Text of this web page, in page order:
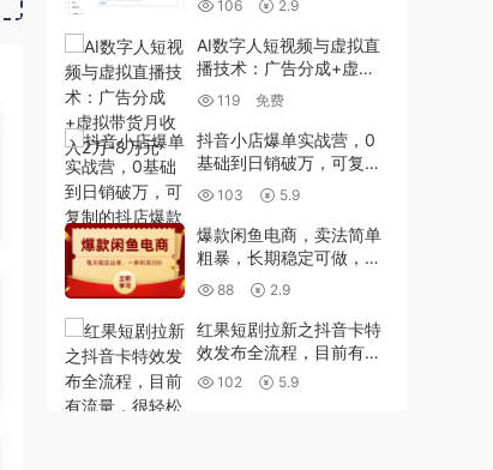
106 2.9
AI数字人短视频与虚拟直
播技术：广告分成+虚拟
带货月收入2万-8万元
119 免费
抖音小店爆单实战营，0
基础到日销破万，可复制
的抖店爆款打造课程
103 5.9
爆款闲鱼电商，卖法简单
粗暴，长期稳定可做，一
单利润300
88 2.9
红果短剧拉新之抖音卡特
效发布全流程，目前有流
量，很轻松就爆了
102 5.9